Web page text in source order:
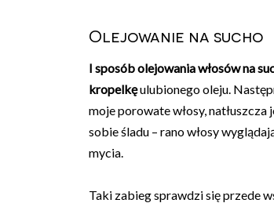
Olejowanie na sucho
I sposób olejowania włosów na
kropelkęulubionego oleju.
moje porowate włosy,
sobie śladu – rano włosy
mycia.
Taki zabieg sprawdzi się przede